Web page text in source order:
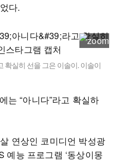
다.
확실히 선을 그은 이솔이. 이솔이
는 “아니다”라고 확실하
연상인 코미디언 박성광
예능 프로그램 ‘동상이몽